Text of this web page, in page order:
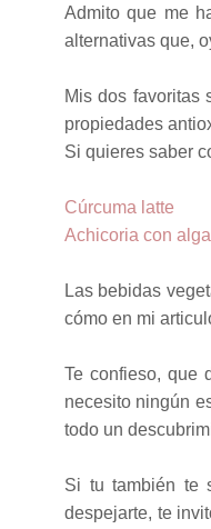
Admito que me
alternativas que,
Mis dos favoritas
propiedades
Si quieres saber
Cúrcuma latte
Achicoria con
Las bebidas
cómo en mi
Te confieso, que
necesito ningún
todo un
Si tu también te
despejarte, te